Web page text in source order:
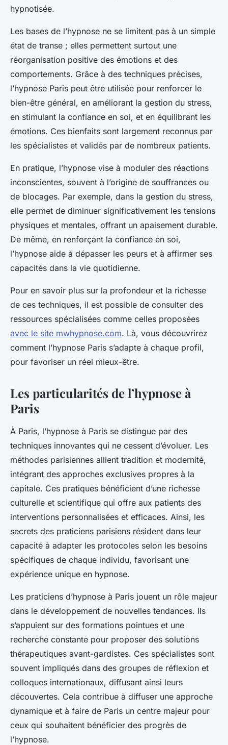
hypnotisée.
Les bases de l’hypnose ne se limitent pas à un simple
état de transe ; elles permettent surtout une
réorganisation positive des émotions et des
comportements. Grâce à des techniques précises,
l’hypnose Paris peut être utilisée pour renforcer le
bien-être général, en améliorant la gestion du stress,
en stimulant la confiance en soi, et en équilibrant les
émotions. Ces bienfaits sont largement reconnus par
les spécialistes et validés par de nombreux patients.
En pratique, l’hypnose vise à moduler des réactions
inconscientes, souvent à l’origine de souffrances ou
de blocages. Par exemple, dans la gestion du stress,
elle permet de diminuer significativement les tensions
physiques et mentales, offrant un apaisement durable.
De même, en renforçant la confiance en soi,
l’hypnose aide à dépasser les peurs et à affirmer ses
capacités dans la vie quotidienne.
Pour en savoir plus sur la profondeur et la richesse
de ces techniques, il est possible de consulter des
ressources spécialisées comme celles proposées
avec le site mwhypnose.com. Là, vous découvrirez
comment l’hypnose Paris s’adapte à chaque profil,
pour favoriser un réel mieux-être.
Les particularités de l’hypnose à
Paris
À Paris, l’hypnose à Paris se distingue par des
techniques innovantes qui ne cessent d’évoluer. Les
méthodes parisiennes allient tradition et modernité,
intégrant des approches exclusives propres à la
capitale. Ces pratiques bénéficient d’une richesse
culturelle et scientifique qui offre aux patients des
interventions personnalisées et efficaces. Ainsi, les
secrets des praticiens parisiens résident dans leur
capacité à adapter les protocoles selon les besoins
spécifiques de chaque individu, favorisant une
expérience unique en hypnose.
Les praticiens d’hypnose à Paris jouent un rôle majeur
dans le développement de nouvelles tendances. Ils
s’appuient sur des formations pointues et une
recherche constante pour proposer des solutions
thérapeutiques avant-gardistes. Ces spécialistes sont
souvent impliqués dans des groupes de réflexion et
colloques internationaux, diffusant ainsi leurs
découvertes. Cela contribue à diffuser une approche
dynamique et à faire de Paris un centre majeur pour
ceux qui souhaitent bénéficier des progrès de
l’hypnose.